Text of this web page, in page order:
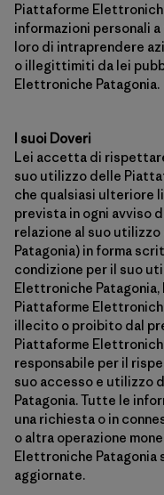
Piattaforme
informazioni personali
loro di intraprendere
o illegittimiti da lei
Elettroniche Patagonia.
I suoi Doveri
Lei accetta di
suo utilizzo delle
che qualsiasi ulteriore
prevista in ogni avviso
relazione al suo
Patagonia) in forma
condizione per il suo
Elettroniche
Piattaforme
illecito o proibito dal
Piattaforme
responsabile per il
suo accesso e utilizzo
Patagonia. Tutte le
una richiesta o in
o altra operazione
Elettroniche Patagonia
aggiornate.